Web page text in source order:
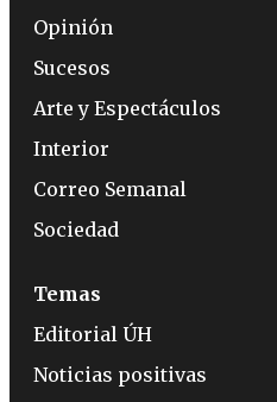
Opinión
Sucesos
Arte y Espectáculos
Interior
Correo Semanal
Sociedad
Temas
Editorial ÚH
Noticias positivas